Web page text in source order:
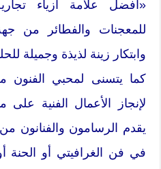
«أفضل علامة أزياء
للمعجنات والفطائر من
وابتكار زينة لذيذة وجميلة
كما يتسنى لمحبي الفنون
لإنجاز الأعمال الفنية
يقدم الرسامون والفنانون
في فن الغرافيتي أو الحنة